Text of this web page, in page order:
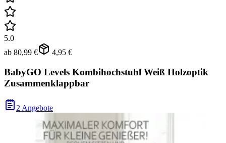
5.0
ab 80,99 € 4,95 €
BabyGO Levels Kombihochstuhl Weiß Holzoptik
Zusammenklappbar
2 Angebote